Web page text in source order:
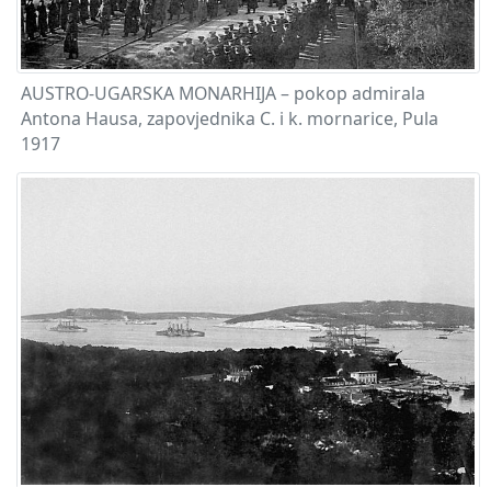
AUSTRO-UGARSKA MONARHIJA – pokop admirala
Antona Hausa, zapovjednika C. i k. mornarice, Pula
1917